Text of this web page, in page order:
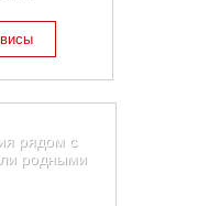
рядом с
родными